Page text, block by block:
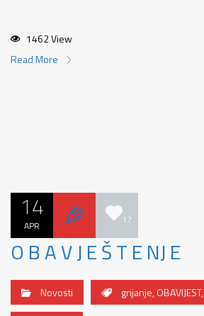
1462 View
Read More
14
APR 17
O B A V J E Š T E NJ E
Novosti grijanje,OBAVIJEST,